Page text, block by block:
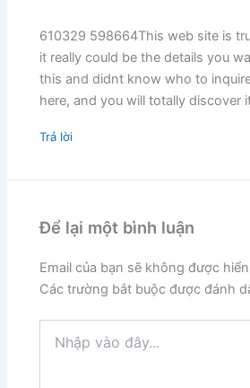
610329 598664This web site is
it really could be the details you
this and didnt know who to
here, and you will totally discover
Trả lời
Để lại một bình luận
Email của bạn sẽ không được
Các trường bắt buộc được đánh
vào